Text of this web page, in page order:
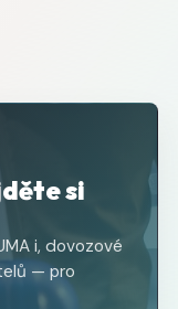
si
i, dovozové
— pro